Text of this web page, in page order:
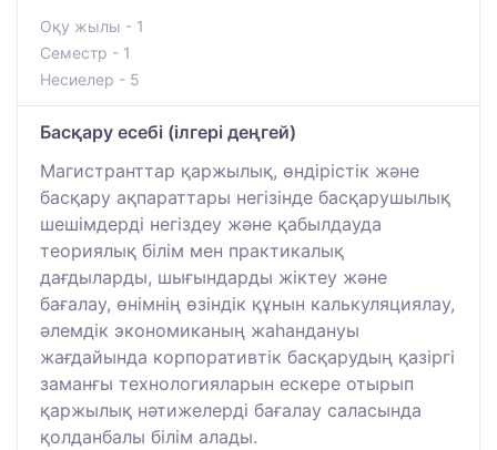
Оқу жылы - 1
Семестр - 1
Несиелер - 5
Басқару есебі (ілгері деңгей)
Магистранттар қаржылық, өндірістік және
басқару ақпараттары негізінде басқарушылық
шешімдерді негіздеу және қабылдауда
теориялық білім мен практикалық
дағдыларды, шығындарды жіктеу және
бағалау, өнімнің өзіндік құнын калькуляциялау,
әлемдік экономиканың жаһандануы
жағдайында корпоративтік басқарудың қазіргі
заманғы технологияларын ескере отырып
қаржылық нәтижелерді бағалау саласында
қолданбалы білім алады.